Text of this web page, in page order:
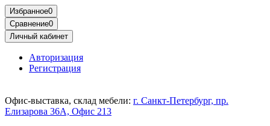
Избранное0
Сравнение0
Личный кабинет
Авторизация
Регистрация
Офис-выставка, склад мебели: г. Санкт-Петербург, пр.
Елизарова 36А, Офис 213